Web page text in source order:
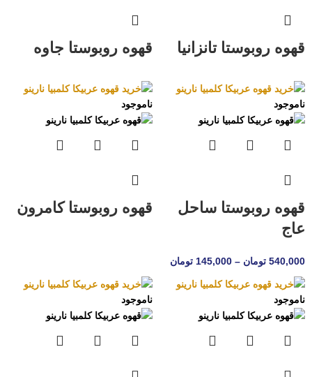
قهوه روبوستا تانزانیا قهوه روبوستا جاوه
ناموجود
قهوه روبوستا ساحل
عاج
540,000 تومان –
145,000 تومان
ناموجود
قهوه روبوستا کامرون
ناموجود ناموجود